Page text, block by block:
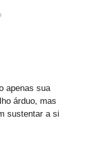
apenas sua
árduo, mas
sustentar a si